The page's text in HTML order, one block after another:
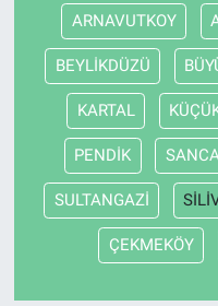
ARNAVUTKOY
BEYLİKDÜZÜ
KARTAL
PENDİK
SULTANGAZİ
ÇEKMEKÖY
Bilim-Tek
Teknoloji
Röportaj
Kayseri